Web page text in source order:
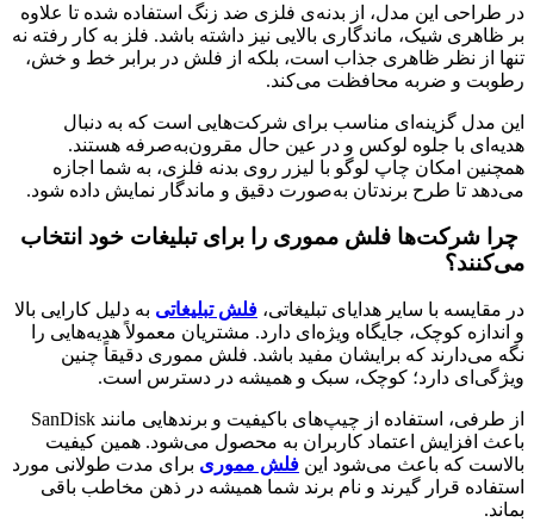
در طراحی این مدل، از بدنه‌ی فلزی ضد زنگ استفاده شده تا علاوه
بر ظاهری شیک، ماندگاری بالایی نیز داشته باشد. فلز به کار رفته نه
تنها از نظر ظاهری جذاب است، بلکه از فلش در برابر خط و خش،
رطوبت و ضربه محافظت می‌کند.
این مدل گزینه‌ای مناسب برای شرکت‌هایی است که به دنبال
هدیه‌ای با جلوه لوکس و در عین حال مقرون‌به‌صرفه هستند.
همچنین امکان چاپ لوگو با لیزر روی بدنه فلزی، به شما اجازه
می‌دهد تا طرح برندتان به‌صورت دقیق و ماندگار نمایش داده شود.
چرا شرکت‌ها فلش مموری را برای تبلیغات خود انتخاب
می‌کنند؟
در مقایسه با سایر هدایای تبلیغاتی، فلش تبلیغاتی به دلیل کارایی بالا
و اندازه کوچک، جایگاه ویژه‌ای دارد. مشتریان معمولاً هدیه‌هایی را
نگه می‌دارند که برایشان مفید باشد. فلش مموری دقیقاً چنین
ویژگی‌ای دارد؛ کوچک، سبک و همیشه در دسترس است.
از طرفی، استفاده از چیپ‌های باکیفیت و برندهایی مانند SanDisk
باعث افزایش اعتماد کاربران به محصول می‌شود. همین کیفیت
بالاست که باعث می‌شود این فلش مموری برای مدت طولانی مورد
استفاده قرار گیرند و نام برند شما همیشه در ذهن مخاطب باقی
بماند.